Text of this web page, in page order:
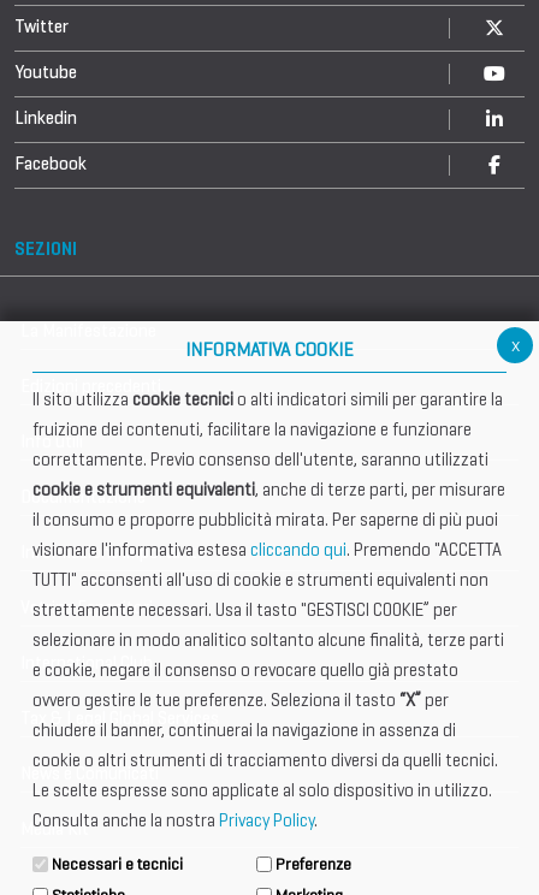
Twitter
Youtube
Linkedin
Facebook
SEZIONI
Info utili
Documentazione
Informazione importante
Vetrina Espositori
International Club
Tax & Legal Global Services
News e Comunicati
Media Kit
x
INFORMATIVA COOKIE
Il sito utilizza cookie tecnicio alti indicatori simili per garantire la
fruizione dei contenuti, facilitare la navigazione e funzionare
correttamente. Previo consenso dell'utente, saranno utilizzati
cookie e strumenti equivalenti, anche di terze parti, per misurare
il consumo e proporre pubblicità mirata. Per saperne di più puoi
visionare l'informativa estesa cliccando qui. Premendo "ACCETTA
TUTTI" acconsenti all'uso di cookie e strumenti equivalenti non
strettamente necessari. Usa il tasto "GESTISCI COOKIE” per
selezionare in modo analitico soltanto alcune finalità, terze parti
e cookie, negare il consenso o revocare quello già prestato
ovvero gestire le tue preferenze. Seleziona il tasto “X” per
chiudere il banner, continuerai la navigazione in assenza di
cookie o altri strumenti di tracciamento diversi da quelli tecnici.
Le scelte espresse sono applicate al solo dispositivo in utilizzo.
Consulta anche la nostra Privacy Policy.
Necessari e tecnici
Preferenze